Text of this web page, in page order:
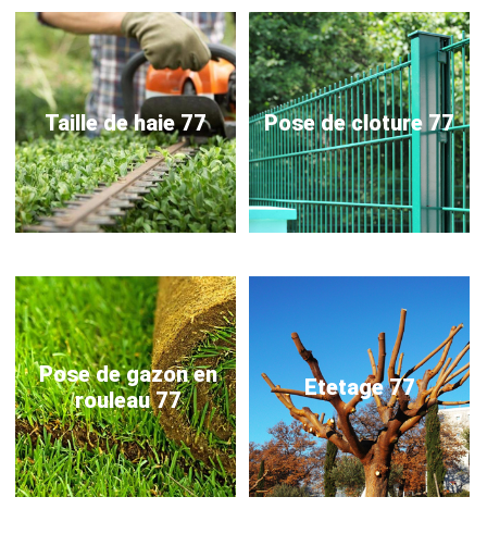
Taille de haie 77 Pose de cloture 77
Pose de gazon en
rouleau 77
Etetage 77